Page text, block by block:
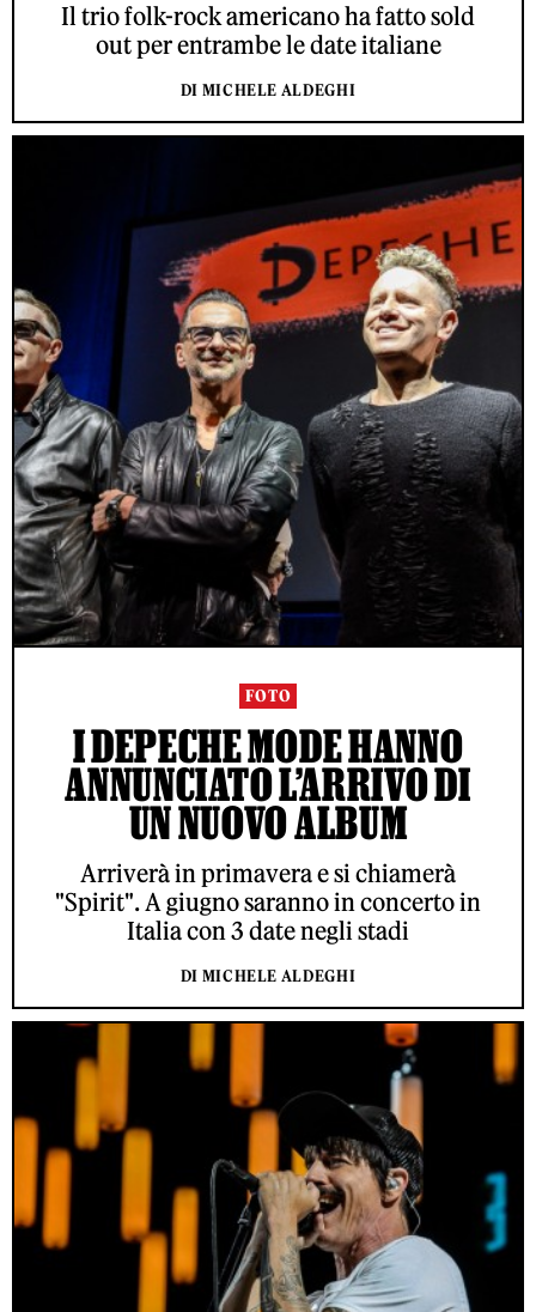
Il trio folk-rock americano ha fatto sold
out per entrambe le date italiane
DI MICHELE ALDEGHI
FOTO
I DEPECHE MODE HANNO
ANNUNCIATO L’ARRIVO DI
UN NUOVO ALBUM
Arriverà in primavera e si chiamerà
"Spirit". A giugno saranno in concerto in
Italia con 3 date negli stadi
DI MICHELE ALDEGHI